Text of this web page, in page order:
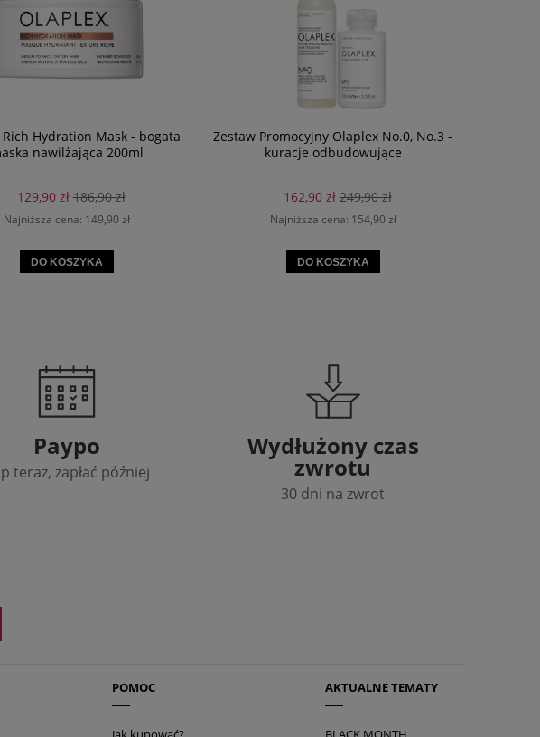
Hydration Mask - bogata
nawilżająca 200ml
129,90 zł 186,90 zł
Najniższa cena: 149,90 zł
DO KOSZYKA
Zestaw Promocyjny Olaplex No.0, No.3 -
kuracje odbudowujące
162,90 zł 249,90 zł
Najniższa cena: 154,90 zł
DO KOSZYKA
Paypo
teraz, zapłać później
Wydłużony czas
zwrotu
30 dni na zwrot
POMOC AKTUALNE TEMATY